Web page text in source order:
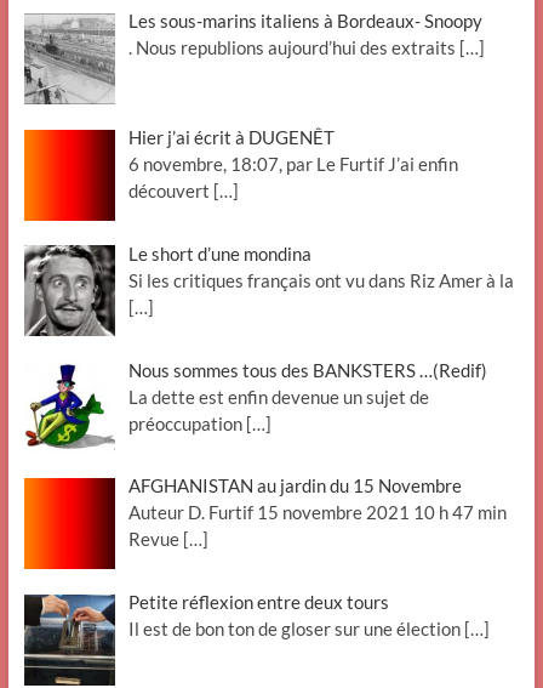
Les sous-marins italiens à Bordeaux- Snoopy
. Nous republions aujourd’hui des extraits […]
Hier j’ai écrit à DUGENÊT
6 novembre, 18:07, par Le Furtif J’ai enfin
découvert […]
Le short d’une mondina
Si les critiques français ont vu dans Riz Amer à la
[…]
Nous sommes tous des BANKSTERS …(Redif)
La dette est enfin devenue un sujet de
préoccupation […]
AFGHANISTAN au jardin du 15 Novembre
Auteur D. Furtif 15 novembre 2021 10 h 47 min
Revue […]
Petite réflexion entre deux tours
Il est de bon ton de gloser sur une élection […]